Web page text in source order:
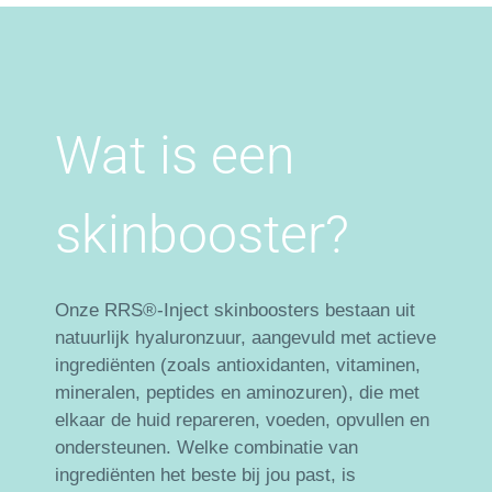
Wat is een
skinbooster?
Onze RRS®-Inject skinboosters bestaan uit
natuurlijk hyaluronzuur, aangevuld met actieve
ingrediënten (zoals antioxidanten, vitaminen,
mineralen, peptides en aminozuren), die met
elkaar de huid repareren, voeden, opvullen en
ondersteunen. Welke combinatie van
ingrediënten het beste bij jou past, is